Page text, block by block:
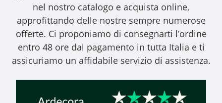
nel nostro catalogo e acquista online,
approfittando delle nostre sempre numerose
offerte. Ci proponiamo di consegnarti l’ordine
entro 48 ore dal pagamento in tutta Italia e ti
assicuriamo un affidabile servizio di assistenza.